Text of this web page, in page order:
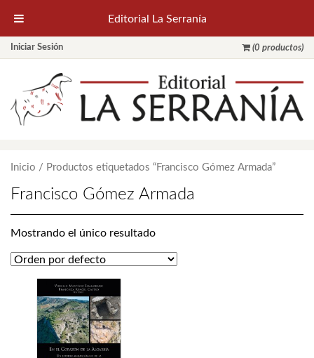
Iniciar Sesión (0 productos)
Inicio / Productos etiquetados “Francisco Gómez Armada”
Francisco Gómez Armada
Mostrando el único resultado
Editorial La Serranía